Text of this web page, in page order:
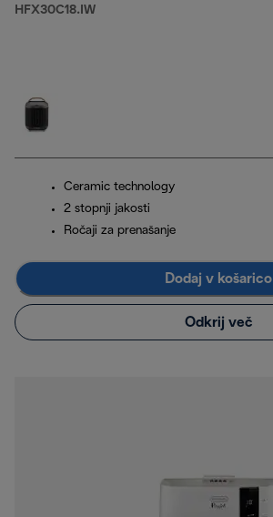
HFX30C18.IW
Ceramic technology
2 stopnji jakosti
Ročaji za prenašanje
Dodaj v košarico
Odkrij več